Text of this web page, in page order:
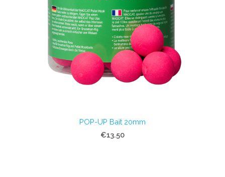
POP-UP Bait 20mm
€13.50